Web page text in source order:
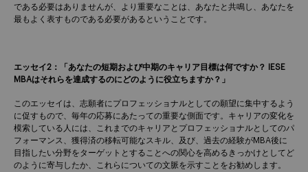
である必要はありませんが、より重要なことは、あなたと共鳴し、あなたを
最もよく表すものである必要があるということです。
エッセイ2：「あなたの短期および中期のキャリア目標は何ですか？ IESE
MBAはそれらを達成するのにどのように役立ちますか？」
このエッセイは、志願者にプロフェッショナルとしての願望に集中するよう
に促すもので、毎年の応募にあたっての重要な側面です。キャリアの変化を
模索している人には、これまでのキャリアとプロフェッショナルとしてのパ
フォーマンス、獲得済の移転可能なスキル、及び、過去の経験がMBA後に
目指したい分野をターゲットとすることへの関心を高めるきっかけとしてど
のように寄与したか、これらについての文脈を示すことをお勧めします。